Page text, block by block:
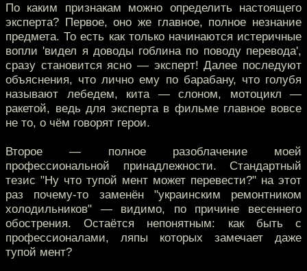
По каким признакам можно определить настоящего
эксперта? Первое, оно же главное, полное незнание
предмета. То есть как только начинаются истеричные
вопли 'видел я доводы гоблина по поводу перевода',
сразу становится ясно — эксперт! Далее последуют
объяснения, что лично ему по барабану, что голубя
называют лебедем, кита — слоном, мотоцикл —
ракетой, ведь для эксперта в фильме главное вовсе
не то, о чём говорят герои.
Второе — полное разоблачение моей
профессиональной принадлежности. Стандартный
тезис "Ну что тупой мент может перевести?" на этот
раз почему-то заменён "украинским ремонтником
холодильников" — видимо, по причине весеннего
обострения. Остаётся непонятным: как быть с
профессионалами, ляпы которых замечает даже
тупой мент?